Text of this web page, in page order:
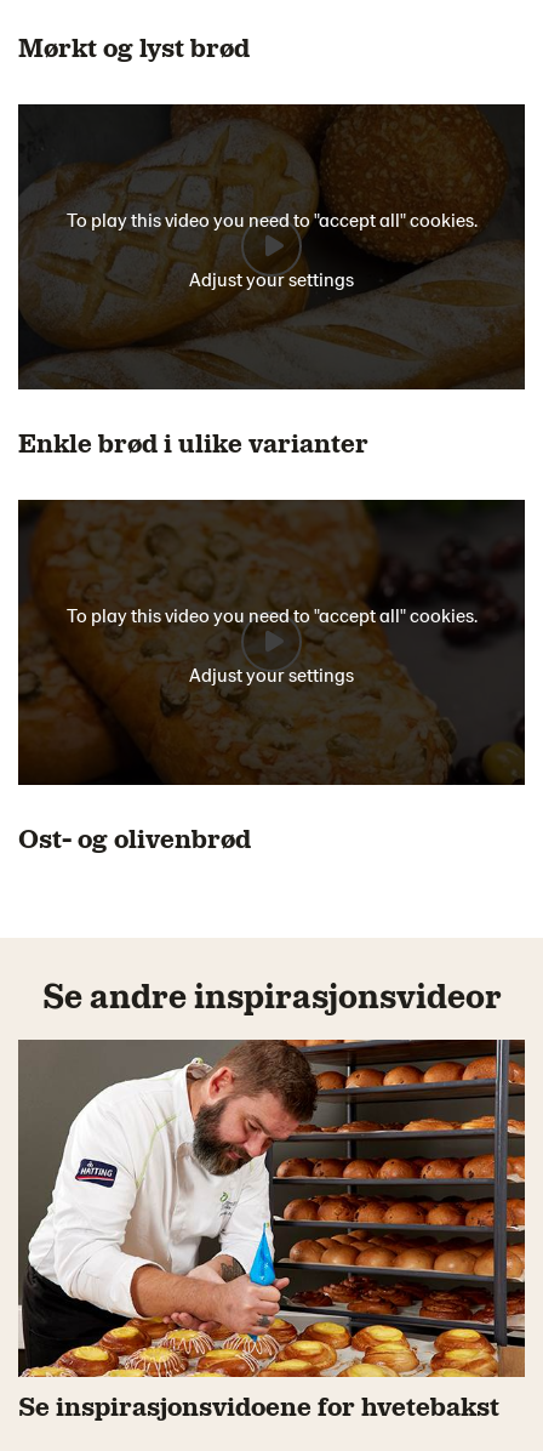
Mørkt og lyst brød
To play this video you need to "accept all" cookies.
Adjust your settings
Enkle brød i ulike varianter
To play this video you need to "accept all" cookies.
Adjust your settings
Ost- og olivenbrød
Se andre inspirasjonsvideor
Se inspirasjonsvidoene for hvetebakst